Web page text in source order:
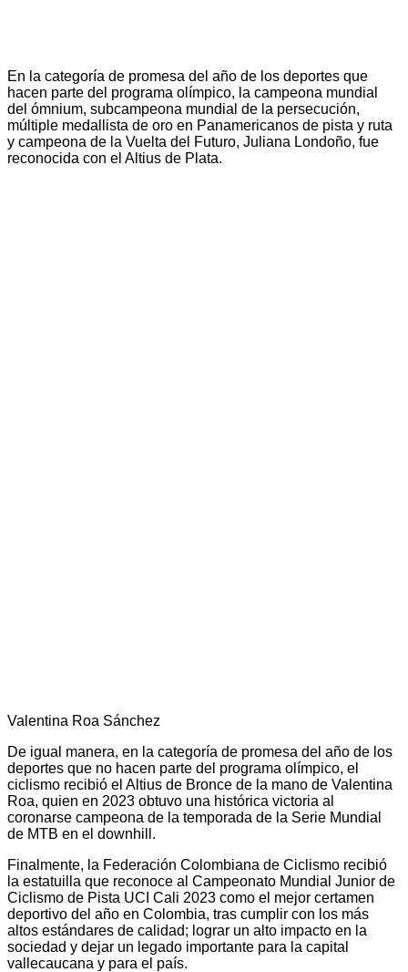
En la categoría de promesa del año de los deportes que
hacen parte del programa olímpico, la campeona mundial
del ómnium, subcampeona mundial de la persecución,
múltiple medallista de oro en Panamericanos de pista y ruta
y campeona de la Vuelta del Futuro, Juliana Londoño, fue
reconocida con el Altius de Plata.
Valentina Roa Sánchez
De igual manera, en la categoría de promesa del año de los
deportes que no hacen parte del programa olímpico, el
ciclismo recibió el Altius de Bronce de la mano de Valentina
Roa, quien en 2023 obtuvo una histórica victoria al
coronarse campeona de la temporada de la Serie Mundial
de MTB en el downhill.
Finalmente, la Federación Colombiana de Ciclismo recibió
la estatuilla que reconoce al Campeonato Mundial Junior de
Ciclismo de Pista UCI Cali 2023 como el mejor certamen
deportivo del año en Colombia, tras cumplir con los más
altos estándares de calidad; lograr un alto impacto en la
sociedad y dejar un legado importante para la capital
vallecaucana y para el país.